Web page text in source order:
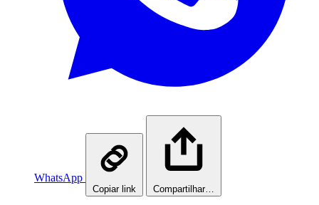
WhatsApp
Copiar link Compartilhar…